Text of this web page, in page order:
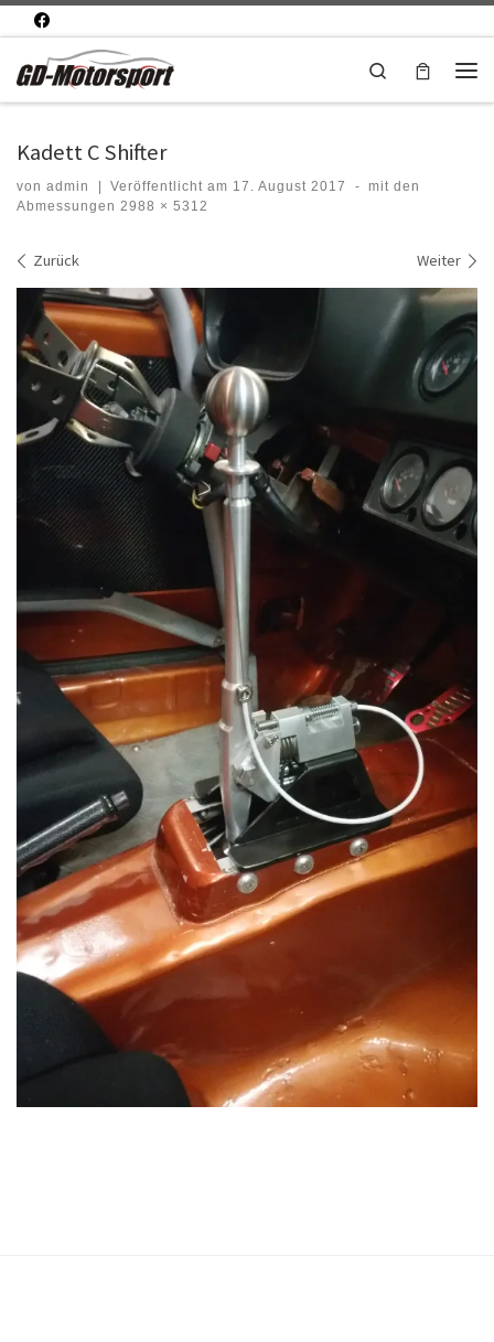
Zum Inhalt springen
Search
Kadett C Shifter
von admin | Veröffentlicht am 17. August 2017 - mit den
Abmessungen 2988 × 5312
Bilder Navigation
Zurück Weiter